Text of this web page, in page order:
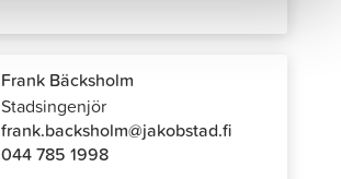
Frank Bäcksholm
Stadsingenjör
frank.backsholm@jakobstad.fi
044 785 1998